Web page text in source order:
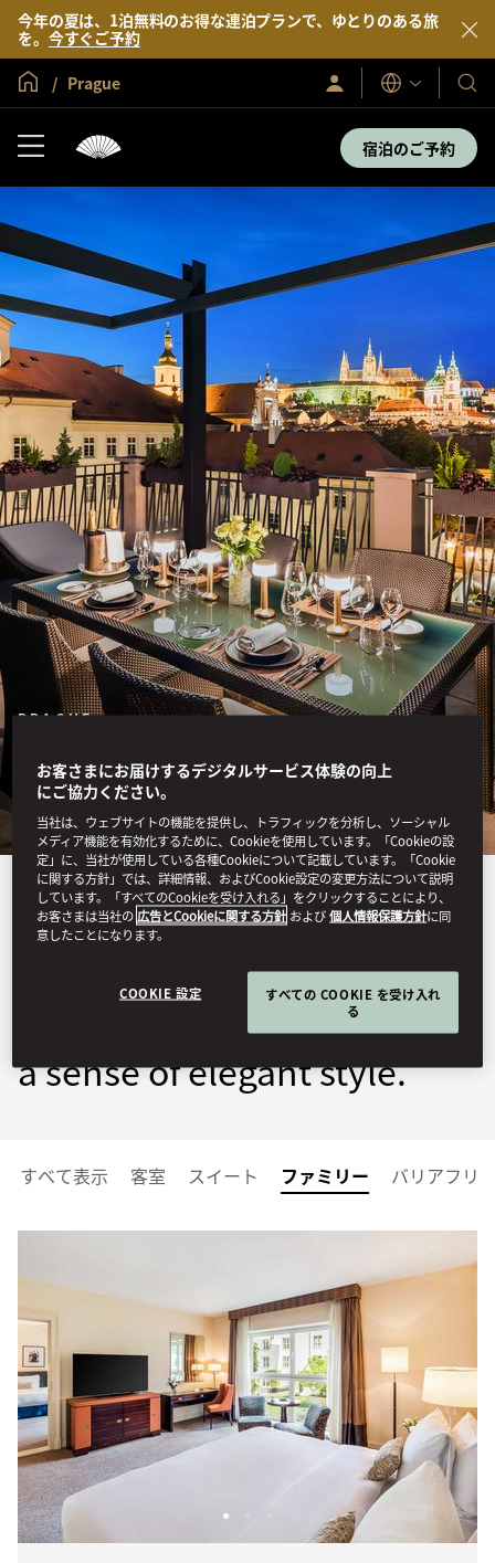
今年の夏は、1泊無料のお得な連泊プランで、ゆとりのある旅
を。 今すぐご予約
グローバル ホーム
Prague
サ
イ
表
示
言
語
当
社
の
ホ
＆
リ
宿泊のご予約
PRAGUE
STAY
Offering an enticing blend
of historic character and
contemporary design, our
99 rooms and suites exude
a sense of elegant style.
すべて表示 客室 スイート ファミリー バリアフリ
お客さまにお届けするデジタルサービス体験の向上
にご協力ください。
当社は、ウェブサイトの機能を提供し、トラフィックを分析し、ソーシャル
メディア機能を有効化するために、Cookieを使用しています。「Cookieの設
定」に、当社が使用している各種Cookieについて記載しています。「Cookie
に関する方針」では、詳細情報、およびCookie設定の変更方法について説明
しています。「すべてのCookieを受け入れる」をクリックすることにより、
お客さまは当社の 広告とCookieに関する方針 および個人情報保護方針に同
意したことになります。
COOKIE 設定
すべての COOKIE を受け入れ
る